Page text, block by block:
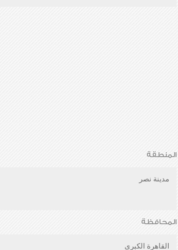
المنطقة
مدينة نصر
المحافظة
القاهرة الكبرى